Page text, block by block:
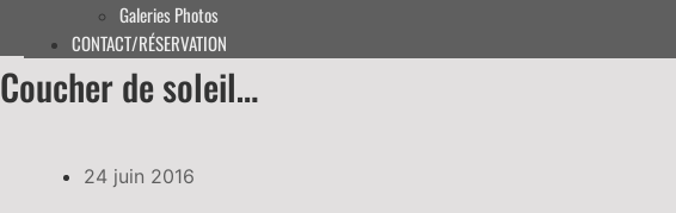
Galeries Photos
CONTACT/RÉSERVATION
Coucher de soleil…
24 juin 2016